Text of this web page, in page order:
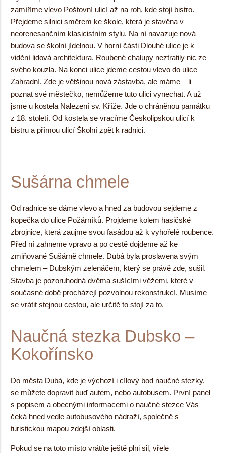
zamíříme vlevo Poštovní ulicí až na roh, kde stojí bistro.
Přejdeme silnici směrem ke škole, která je stavěna v
neorenesančním klasicistním stylu. Na ní navazuje nová
budova se školní jídelnou. V horní části Dlouhé ulice je k
vidění lidová architektura. Roubené chalupy neztratily nic ze
svého kouzla. Na konci ulice jdeme cestou vlevo do ulice
Zahradní. Zde je většinou nová zástavba, ale máme – li
poznat své městečko, nemůžeme tuto ulici vynechat. A už
jsme u kostela Nalezení sv. Kříže. Jde o chráněnou památku
z 18. století. Od kostela se vracíme Českolipskou ulicí k
bistru a přímou ulicí Školní zpět k radnici.
Sušárna chmele
Od radnice se dáme vlevo a hned za budovou sejdeme z
kopečka do ulice Požárníků. Projdeme kolem hasičské
zbrojnice, která zaujme svou fasádou až k vyhořelé roubence.
Před ní zahneme vpravo a po cestě dojdeme až ke
zmiňované Sušárně chmele. Dubá byla proslavena svým
chmelem – Dubským zelenáčem, který se právě zde, sušil.
Stavba je pozoruhodná dvěma sušícími věžemi, které v
současné době procházejí pozvolnou rekonstrukcí. Musíme
se vrátit stejnou cestou, ale určitě to stojí za to.
Naučná stezka Dubsko –
Kokořínsko
Do města Dubá, kde je výchozí i cílový bod naučné stezky,
se můžete dopravit buď autem, nebo autobusem. První panel
s popisem a obecnými informacemi o naučné stezce Vás
čeká hned vedle autobusového nádraží, společně s
turistickou mapou zdejší oblasti.
Pokud se na toto místo vrátíte ještě plni sil, vřele